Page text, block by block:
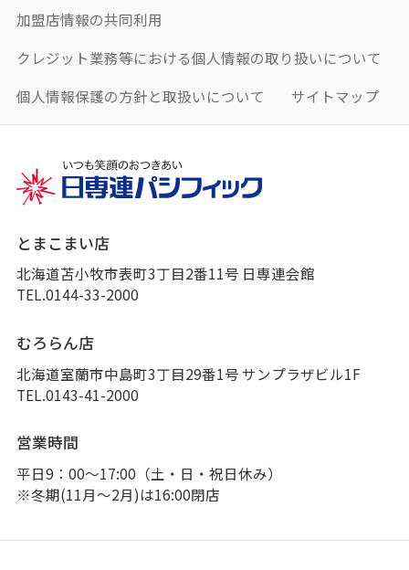
加盟店情報の共同利用
クレジット業務等における個人情報の取り扱いについて
個人情報保護の方針と取扱いについて
サイトマップ
とまこまい店
北海道苫小牧市表町3丁目2番11号 日専連会館
TEL.0144-33-2000
むろらん店
北海道室蘭市中島町3丁目29番1号 サンプラザビル1F
TEL.0143-41-2000
営業時間
平日9：00～17:00（土・日・祝日休み）
※冬期(11月～2月)は16:00閉店